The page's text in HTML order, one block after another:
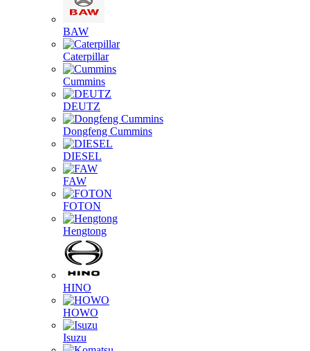
BAW
Caterpillar
Cummins
DEUTZ
Dongfeng Cummins
DIESEL
FAW
FOTON
Hengtong
HINO
HOWO
Isuzu